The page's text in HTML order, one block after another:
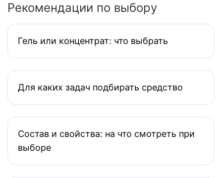
Рекомендации по выбору
Гель или концентрат: что выбрать
Для каких задач подбирать средство
Состав и свойства: на что смотреть при
выборе